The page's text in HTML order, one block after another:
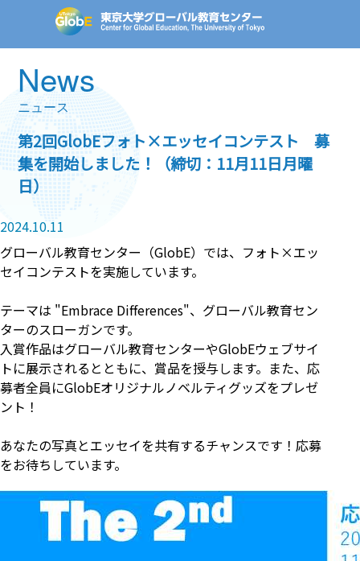
News
ニュース
第2回GlobEフォト×エッセイコンテスト 募
集を開始しました！（締切：11月11日月曜
日）
2024.10.11
グローバル教育センター（GlobE）では、フォト×エッ
セイコンテストを実施しています。
テーマは "Embrace Differences"、グローバル教育セン
ターのスローガンです。
入賞作品はグローバル教育センターやGlobEウェブサイ
トに展示されるとともに、賞品を授与します。また、応
募者全員にGlobEオリジナルノベルティグッズをプレゼ
ント！
あなたの写真とエッセイを共有するチャンスです！応募
をお待ちしています。